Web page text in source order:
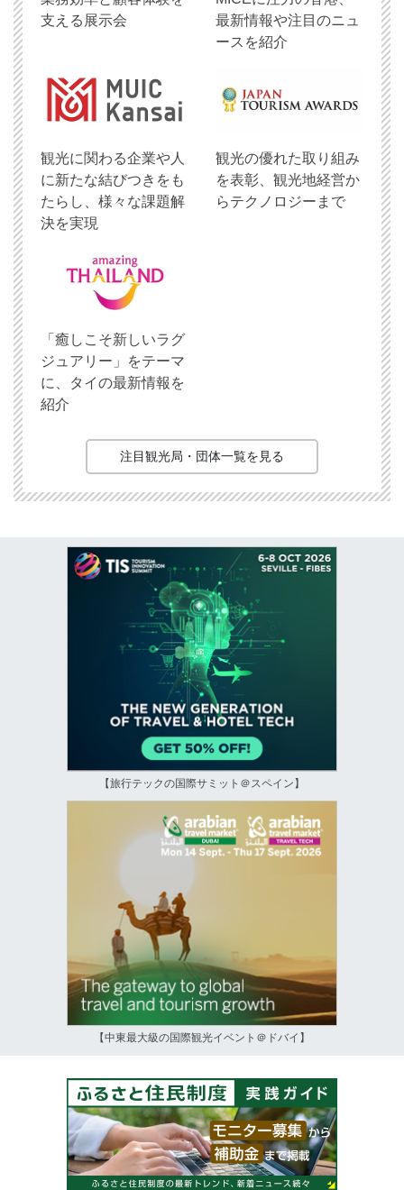
支える展示会
最新情報や注目のニュ
ースを紹介
観光に関わる企業や人
に新たな結びつきをも
たらし、様々な課題解
決を実現
観光の優れた取り組み
を表彰、観光地経営か
らテクノロジーまで
「癒しこそ新しいラグ
ジュアリー」をテーマ
に、タイの最新情報を
紹介
注目観光局・団体一覧を見る
【旅行テックの国際サミット＠スペイン】
【中東最大級の国際観光イベント＠ドバイ】